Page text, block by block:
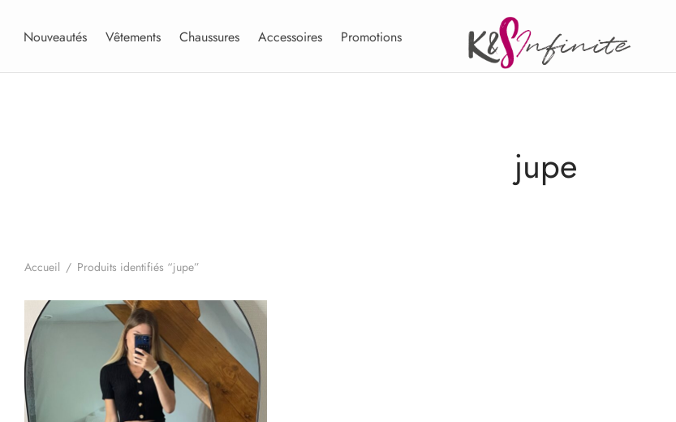
Nouveautés Vêtements Chaussures Accessoires Promotions
jupe
Accueil / Produits identifiés “jupe”